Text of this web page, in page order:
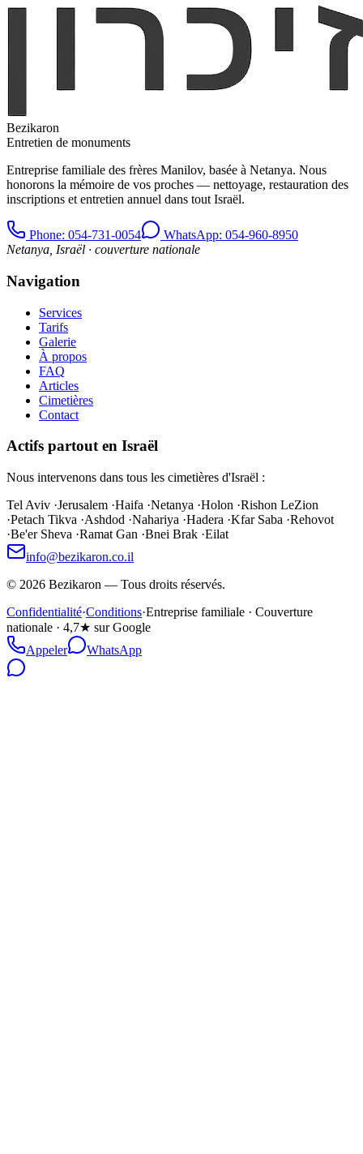
Bezikaron
Entretien de monuments
Entreprise familiale des frères Manilov, basée à Netanya. Nous
honorons la mémoire de vos proches — nettoyage, restauration des
inscriptions et entretien annuel dans tout Israël.
Phone: 054-731-0054
WhatsApp: 054-960-8950
Netanya, Israël · couverture nationale
Navigation
Services
Tarifs
Galerie
À propos
FAQ
Articles
Cimetières
Contact
Actifs partout en Israël
Nous intervenons dans tous les cimetières d'Israël :
Tel Aviv ·Jerusalem ·Haifa ·Netanya ·Holon ·Rishon LeZion
·Petach Tikva ·Ashdod ·Nahariya ·Hadera ·Kfar Saba ·Rehovot
·Be'er Sheva ·Ramat Gan ·Bnei Brak ·Eilat
info@bezikaron.co.il
© 2026 Bezikaron — Tous droits réservés.
Confidentialité·Conditions·Entreprise familiale · Couverture
nationale · 4,7★ sur Google
Appeler
WhatsApp